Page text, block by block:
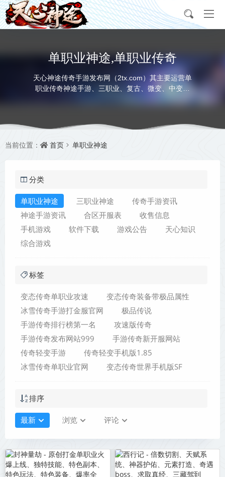
单职业神途,单职业传奇
天心神途传奇手游发布网（2tx.com）其主要运营单
职业传奇神途手游、三职业、复古、微变、中变、
同神途发布网类型的需求，让每个传奇私服手游玩
当前位置： 首页 单职业神途
分类
单职业神途 三职业神途
传奇手游资讯
神途手游资讯
合区开服表
收售信息
手机游戏
软件下载 游戏公告
天心知识
综合游戏
标签
变态传奇单职业攻速
变态传奇装备带极品属性
冰雪传奇手游打金服官网
极品传说
手游传奇排行榜第一名
攻速版传奇
手游传奇发布网站999
手游传奇新开服网站
传奇轻变手游
传奇轻变手机版1.85
冰雪传奇单职业官网
变态传奇世界手机版SF
排序
最新 浏览 评论